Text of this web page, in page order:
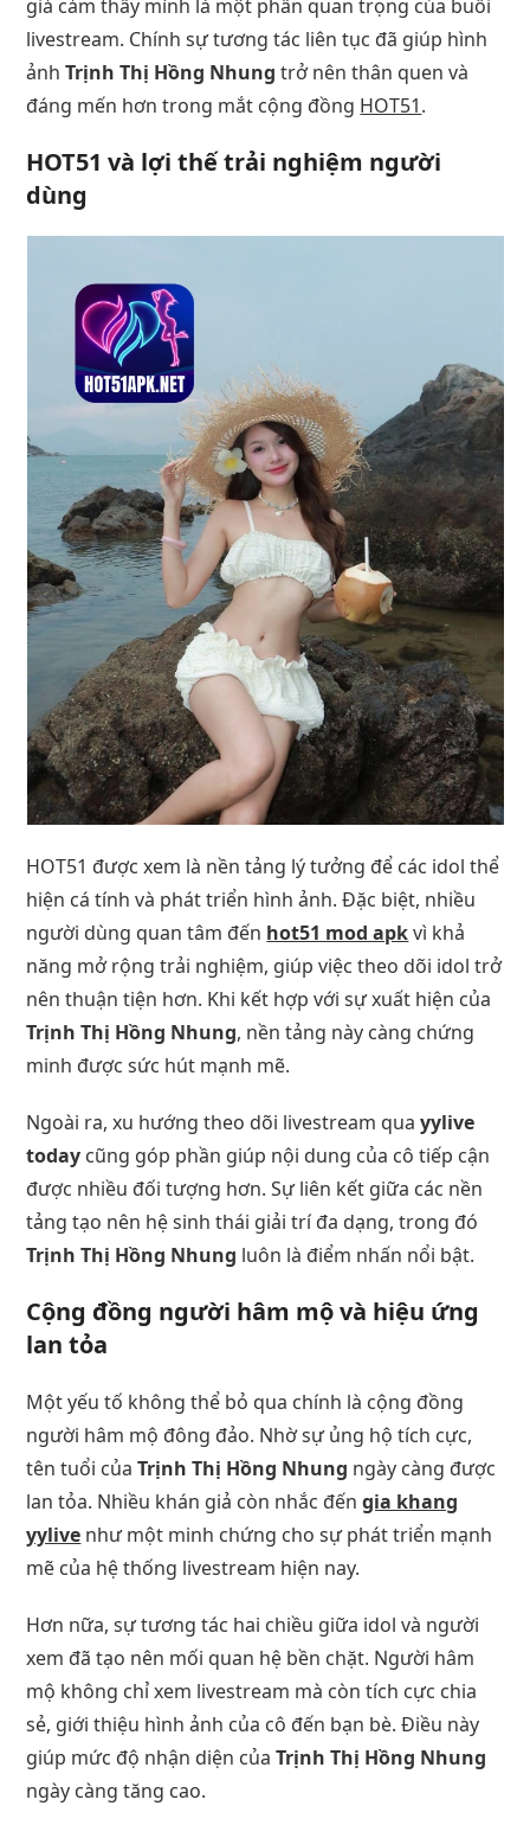
giả cảm thấy mình là một phần quan trọng của buổi
livestream. Chính sự tương tác liên tục đã giúp hình
ảnhTrịnh Thị Hồng Nhung trở nên thân quen và
đáng mến hơn trong mắt cộng đồng HOT51.
HOT51 và lợi thế trải nghiệm người
dùng
HOT51 được xem là nền tảng lý tưởng để các idol thể
hiện cá tính và phát triển hình ảnh. Đặc biệt, nhiều
người dùng quan tâm đến hot51 mod apkvì khả
năng mở rộng trải nghiệm, giúp việc theo dõi idol trở
nên thuận tiện hơn. Khi kết hợp với sự xuất hiện của
Trịnh Thị Hồng Nhung, nền tảng này càng chứng
minh được sức hút mạnh mẽ.
Ngoài ra, xu hướng theo dõi livestream quayylive
today cũng góp phần giúp nội dung của cô tiếp cận
được nhiều đối tượng hơn. Sự liên kết giữa các nền
tảng tạo nên hệ sinh thái giải trí đa dạng, trong đó
Trịnh Thị Hồng Nhung luôn là điểm nhấn nổi bật.
Cộng đồng người hâm mộ và hiệu ứng
lan tỏa
Một yếu tố không thể bỏ qua chính là cộng đồng
người hâm mộ đông đảo. Nhờ sự ủng hộ tích cực,
tên tuổi củaTrịnh Thị Hồng Nhung ngày càng được
lan tỏa. Nhiều khán giả còn nhắc đếngia khang
yylive như một minh chứng cho sự phát triển mạnh
mẽ của hệ thống livestream hiện nay.
Hơn nữa, sự tương tác hai chiều giữa idol và người
xem đã tạo nên mối quan hệ bền chặt. Người hâm
mộ không chỉ xem livestream mà còn tích cực chia
sẻ, giới thiệu hình ảnh của cô đến bạn bè. Điều này
giúp mức độ nhận diện củaTrịnh Thị Hồng Nhung
ngày càng tăng cao.